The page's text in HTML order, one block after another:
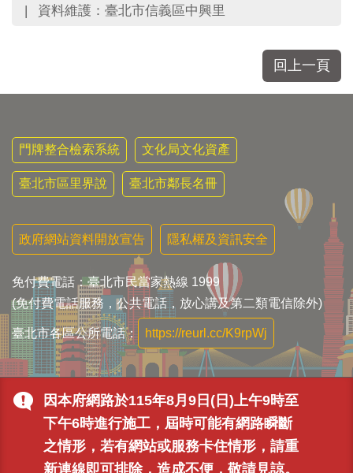
因本府網路於115年8月9日(日)上午9時至
下午6時進行施工，屆時可能有網路瞬斷
之情形，若有網站或服務卡住情形，請重
新連線即可排除，造成不便，敬請見諒。
資料維護：臺北市信義區中興里
回上一頁
門牌整合檢索系統 文化局文化資產
臺北市區里界說 臺北市鄰長名冊
政府網站資料開放宣告 隱私權及資訊安全
免付費電話：臺北市民當家熱線 1999
(免付費電話服務，公共電話，放心講及第二類電信除外)
臺北市各區公所電話： https://reurl.cc/K9rpWj